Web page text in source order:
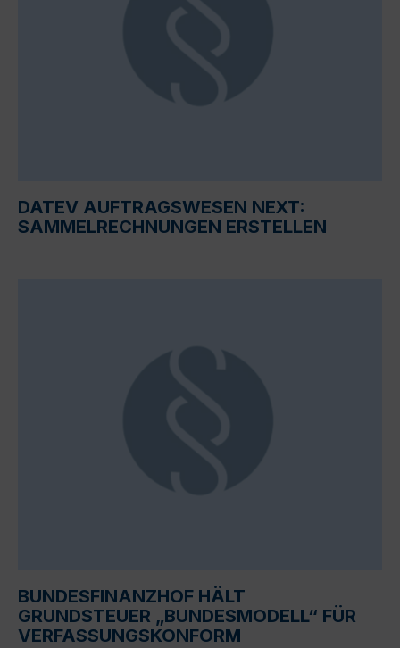
DATEV AUFTRAGSWESEN NEXT:
SAMMELRECHNUNGEN ERSTELLEN
BUNDESFINANZHOF HÄLT
GRUNDSTEUER „BUNDESMODELL“ FÜR
VERFASSUNGSKONFORM